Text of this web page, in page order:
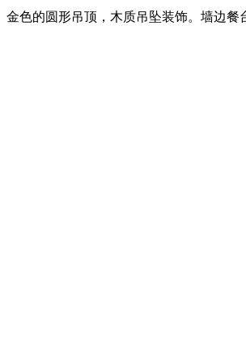
金色的圆形吊顶，木质吊坠装饰。墙边餐